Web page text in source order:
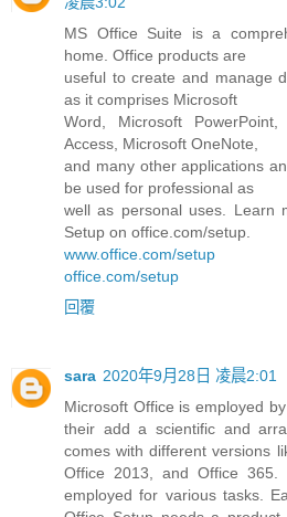
MS Office Suite is a
home. Office products are
useful to create and manage
as it comprises Microsoft
Word, Microsoft
Access, Microsoft OneNote,
and many other applications
be used for professional as
well as personal uses. Learn
Setup on office.com/setup.
www.office.com/setup
office.com/setup
回覆
sara 2020年9月28日 凌晨2:01
Microsoft Office is employed
their add a scientific and
comes with different versions
Office 2013, and Office 365.
employed for various tasks.